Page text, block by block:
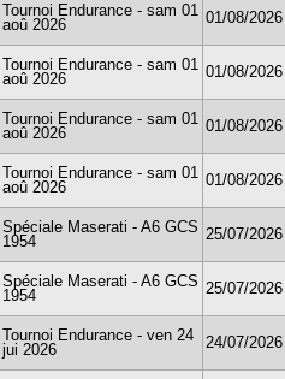
Tournoi Endurance - sam 01
aoû 2026
01/08/2026
Tournoi Endurance - sam 01
aoû 2026
01/08/2026
Tournoi Endurance - sam 01
aoû 2026
01/08/2026
Tournoi Endurance - sam 01
aoû 2026
01/08/2026
Spéciale Maserati - A6 GCS
1954
25/07/2026
Spéciale Maserati - A6 GCS
1954
25/07/2026
Tournoi Endurance - ven 24
jui 2026
24/07/2026